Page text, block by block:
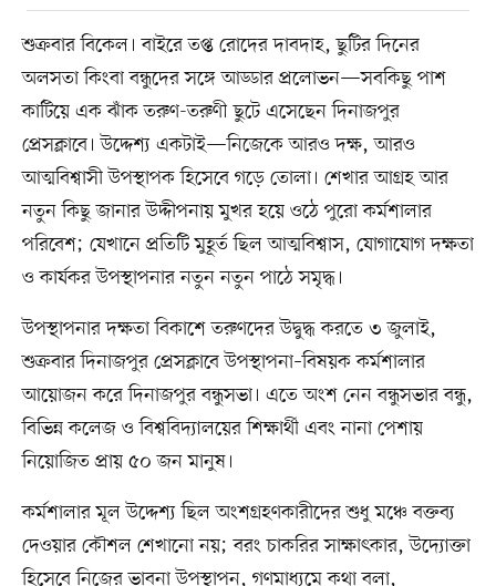
শুক্রবার বিকেল। বাইরে তপ্ত রোদের দাবদাহ, ছুটির দিনের
অলসতা কিংবা বন্ধুদের সঙ্গে আড্ডার প্রলোভন—সবকিছু পাশ
কাটিয়ে এক ঝাঁক তরুণ-তরুণী ছুটে এসেছেন দিনাজপুর
প্রেসক্লাবে। উদ্দেশ্য একটাই—নিজেকে আরও দক্ষ, আরও
আত্মবিশ্বাসী উপস্থাপক হিসেবে গড়ে তোলা। শেখার আগ্রহ আর
নতুন কিছু জানার উদ্দীপনায় মুখর হয়ে ওঠে পুরো কর্মশালার
পরিবেশ; যেখানে প্রতিটি মুহূর্ত ছিল আত্মবিশ্বাস, যোগাযোগ দক্ষতা
ও কার্যকর উপস্থাপনার নতুন নতুন পাঠে সমৃদ্ধ।
উপস্থাপনার দক্ষতা বিকাশে তরুণদের উদ্বুদ্ধ করতে ৩ জুলাই,
শুক্রবার দিনাজপুর প্রেসক্লাবে উপস্থাপনা–বিষয়ক কর্মশালার
আয়োজন করে দিনাজপুর বন্ধুসভা। এতে অংশ নেন বন্ধুসভার বন্ধু,
বিভিন্ন কলেজ ও বিশ্ববিদ্যালয়ের শিক্ষার্থী এবং নানা পেশায়
নিয়োজিত প্রায় ৫০ জন মানুষ।
কর্মশালার মূল উদ্দেশ্য ছিল অংশগ্রহণকারীদের শুধু মঞ্চে বক্তব্য
দেওয়ার কৌশল শেখানো নয়; বরং চাকরির সাক্ষাৎকার, উদ্যোক্তা
হিসেবে নিজের ভাবনা উপস্থাপন, গণমাধ্যমে কথা বলা,